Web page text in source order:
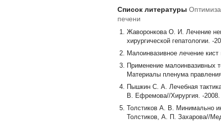
Список литературы
печени
Жаворонкова О. И. Лечение
хирургической гепатологии.
Малоинвазивное лечение
Применение малоинвазивных
Материалы пленума
Пышкин С. А. Лечебная
В. Ефремова//Хирургия. -
Толстиков А. В. Минимально
Толстиков, А. П. Захарова//